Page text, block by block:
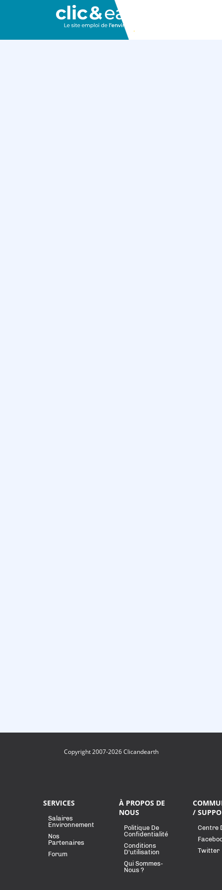
Copyright 2007-2026 Clicandearth
SERVICES
Salaires
Environnement
Nos
Partenaires
Forum
À PROPOS DE
NOUS
Politique De
Confidentialité
Conditions
D'utilisation
Qui Sommes-
Nous ?
/
Centre
Twitter